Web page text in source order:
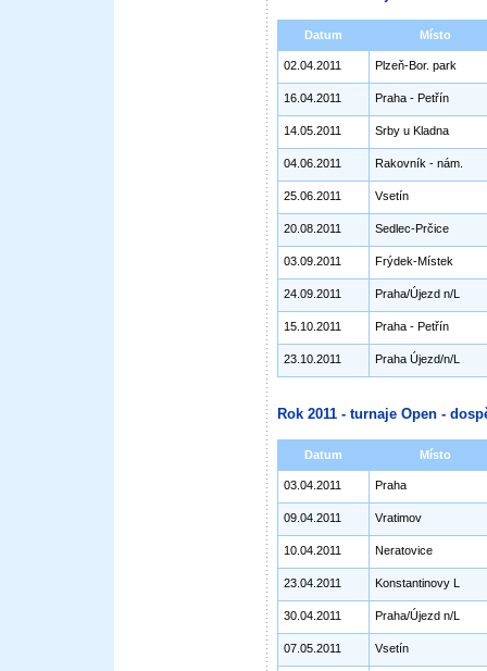
Datum Místo
02.04.2011 Plzeň-Bor. park
16.04.2011 Praha - Petřín
14.05.2011 Srby u Kladna
04.06.2011 Rakovník - nám.
25.06.2011 Vsetín
20.08.2011 Sedlec-Prčice
03.09.2011 Frýdek-Místek
24.09.2011 Praha/Újezd n/L
15.10.2011 Praha - Petřín
23.10.2011 Praha Újezd/n/L
Rok 2011 - turnaje Open -
Datum Místo
03.04.2011 Praha
09.04.2011 Vratimov
10.04.2011 Neratovice
23.04.2011 Konstantinovy L
30.04.2011 Praha/Újezd n/L
07.05.2011 Vsetín